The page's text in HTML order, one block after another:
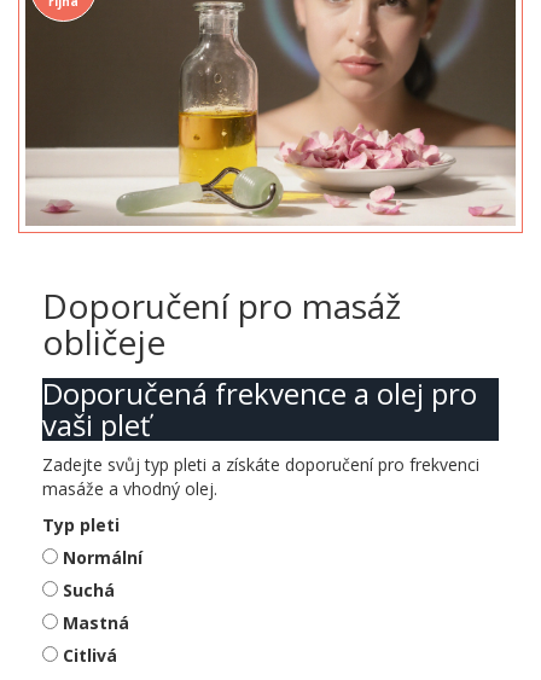
Doporučení pro masáž
obličeje
Doporučená frekvence a olej pro
vaši pleť
Zadejte svůj typ pleti a získáte doporučení pro frekvenci
masáže a vhodný olej.
Typ pleti
Normální
Suchá
Mastná
Citlivá